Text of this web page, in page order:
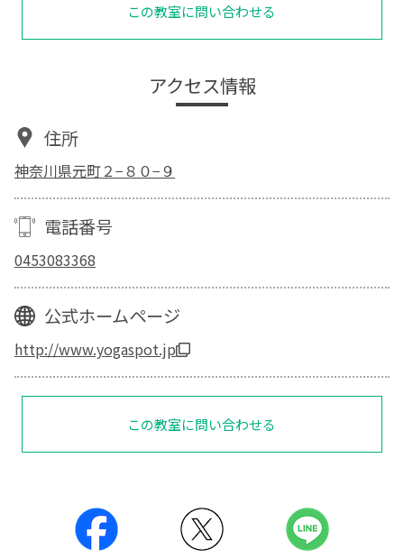
この教室に問い合わせる
アクセス情報
住所
神奈川県元町２−８０−９
電話番号
0453083368
公式ホームページ
http://www.yogaspot.jp
この教室に問い合わせる